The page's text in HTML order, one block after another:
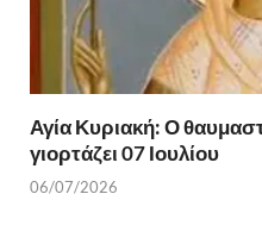
Αγία Κυριακή: Ο
γιορτάζει 07 Ιουλίου
06/07/2026